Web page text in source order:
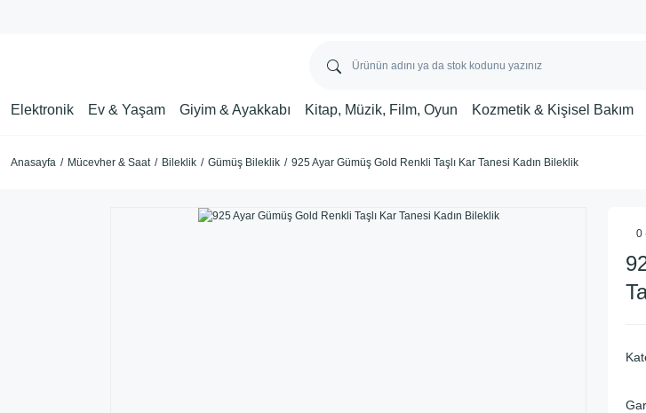
Elektronik Ev & Yaşam Giyim & Ayakkabı Kitap, Müzik, Film, Oyun Kozmetik & Kişisel Bakım
Anasayfa Mücevher & Saat Bileklik Gümüş Bileklik 925 Ayar Gümüş Gold Renkli Taşlı Kar Tanesi Kadın Bileklik
0